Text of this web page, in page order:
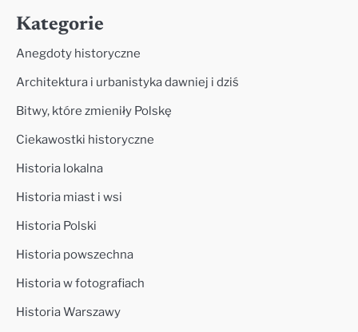
Kategorie
Anegdoty historyczne
Architektura i urbanistyka dawniej i dziś
Bitwy, które zmieniły Polskę
Ciekawostki historyczne
Historia lokalna
Historia miast i wsi
Historia Polski
Historia powszechna
Historia w fotografiach
Historia Warszawy